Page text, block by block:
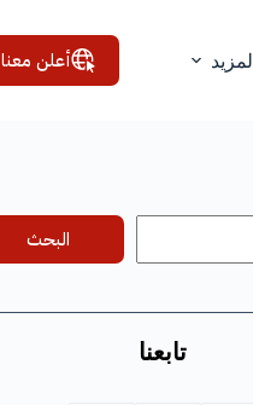
المزيد أعلن معنا
البحث
تابعنا